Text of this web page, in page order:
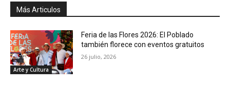
Más Articulos
Arte y Cultura
Feria de las Flores 2026: El Poblado
también florece con eventos gratuitos
26 julio, 2026